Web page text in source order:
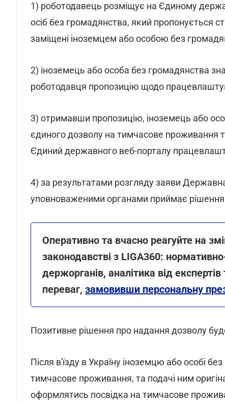
1) роботодавець розміщує на Єдиному
осіб без громадянства, який пропонується
заміщені іноземцем або особою без
2) іноземець або особа без громадянства
роботодавця пропозицію щодо
3) отримавши пропозицію, іноземець або
єдиного дозволу на тимчасове проживання
Єдиний державного веб-порталу
4) за результатами розгляду заяви
уповноваженими органами приймає рішення
Оперативно та вчасно реагуйте на
законодавстві з LIGA360:
держорганів, аналітика від
переваг, замовивши персональну
Позитивне рішення про надання дозволу
Після в'їзду в Україну іноземцю або особі
тимчасове проживання, та подачі ним
оформлятись посвідка на тимчасове